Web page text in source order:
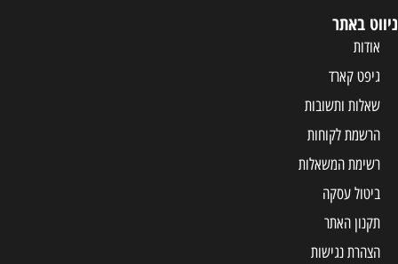
ניווט באתר
אודות
גיפט קארד
שאלות ותשובות
הרשמת לקוחות
רשימת המשאלות
ביטול עסקה
תקנון האתר
הצהרת נגישות